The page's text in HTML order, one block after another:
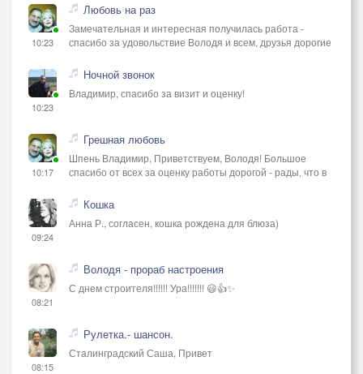
10:23
Любовь на раз
Замечательная и интересная получилась работа -
спасибо за удовольствие Володя и всем, друзья дорогие
10:23
Ночной звонок
Владимир, спасибо за визит и оценку!
10:17
Грешная любовь
Шпень Владимир, Приветствуем, Володя! Большое
спасибо от всех за оценку работы дорогой - рады, что в
09:24
Кошка
Анна Р., согласен, кошка рождена для блюза)
08:21
Володя - прораб настроения
С днем строителя!!!!!! Ура!!!!!!! 😃👍✨
08:15
Рулетка.- шансон.
Сталинградский Саша, Привет